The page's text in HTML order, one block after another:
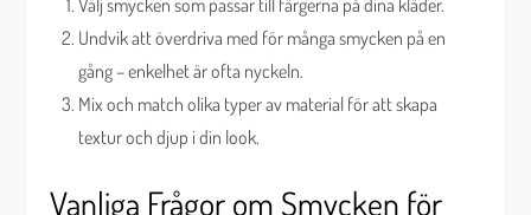
Välj smycken som passar till färgerna på dina kläder.
Undvik att överdriva med för många smycken på en
gång – enkelhet är ofta nyckeln.
Mix och match olika typer av material för att skapa
textur och djup i din look.
Vanliga Frågor om Smycken för